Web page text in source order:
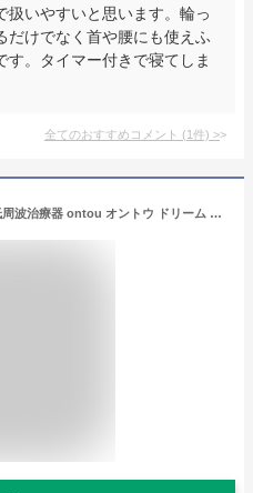
扱いやすいと思います。輪っ
だけでなく首や腰にも使えふ
す。タイマー付きで寝てしま
全てのおすすめコメント (1件) >
《クーポン配布中》 家庭用 低周波治療器 ontou オントウ ドリーム アンドメディカル 管理医療機器 低周波治療機 おんとう マッサージ器 肩こり マッサージ